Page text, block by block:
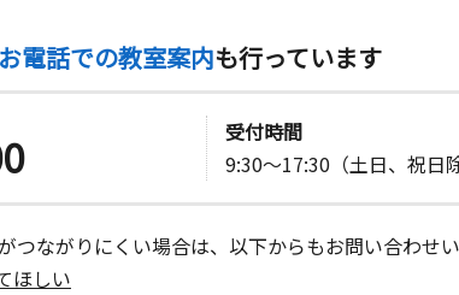
お電話での教室案内も行っています
受付時間
9:30～17:30（土日、祝日
つながりにくい場合は、以下からもお問い合わせい
ほしい